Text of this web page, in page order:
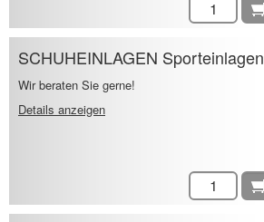
SCHUHEINLAGEN Sporteinlagen
Wir beraten Sie gerne!
Details anzeigen